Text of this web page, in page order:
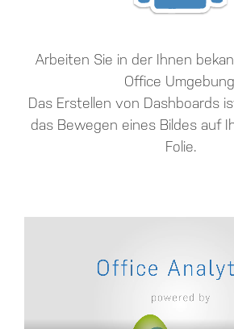
Arbeiten Sie in der Ihnen
Office
Das Erstellen von Dashboards
das Bewegen eines Bildes auf
Folie.